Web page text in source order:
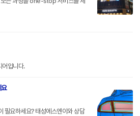
어입니다.
필요하세요? 태성에스엔이와 상담